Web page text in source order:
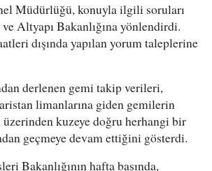
Müdürlüğü, konuyla ilgili soruları
Altyapı Bakanlığına yönlendirdi.
dışında yapılan yorum taleplerine
derlenen gemi takip verileri,
limanlarına giden gemilerin
üzerinden kuzeye doğru herhangi bir
geçmeye devam ettiğini gösterdi.
Bakanlığının hafta başında,